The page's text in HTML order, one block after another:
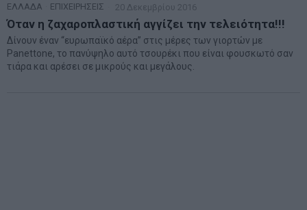
ΕΛΛΑΔΑ ΕΠΙΧΕΙΡΗΣΕΙΣ 20 Δεκεμβρίου 2016
Όταν η ζαχαροπλαστική αγγίζει την τελειότητα!!!
Δίνουν έναν “ευρωπαϊκό αέρα” στις μέρες των γιορτών με
Panettone, το πανύψηλο αυτό τσουρέκι που είναι φουσκωτό σαν
τιάρα και αρέσει σε μικρούς και μεγάλους.